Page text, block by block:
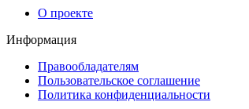
О проекте
Информация
Правообладателям
Пользовательское соглашение
Политика конфиденциальности